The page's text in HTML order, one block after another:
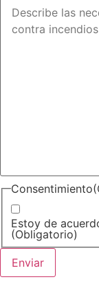
Consentimiento
Estoy de
(Obligatorio)